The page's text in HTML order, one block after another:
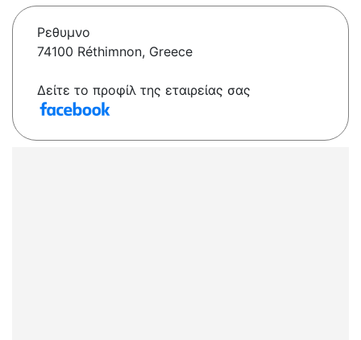
Ρεθυμνο
74100 Réthimnon, Greece
Δείτε το προφίλ της εταιρείας σας